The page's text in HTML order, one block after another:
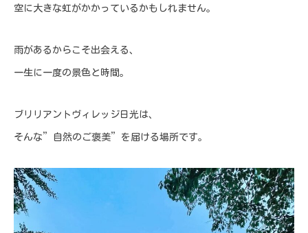
空に大きな虹がかかっているかもしれません。
雨があるからこそ出会える、
一生に一度の景色と時間。
ブリリアントヴィレッジ日光は、
そんな”自然のご褒美”を届ける場所です。